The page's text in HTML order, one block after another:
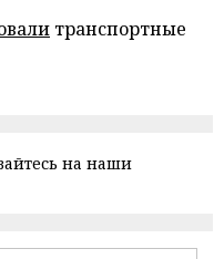
транспортные
на наши